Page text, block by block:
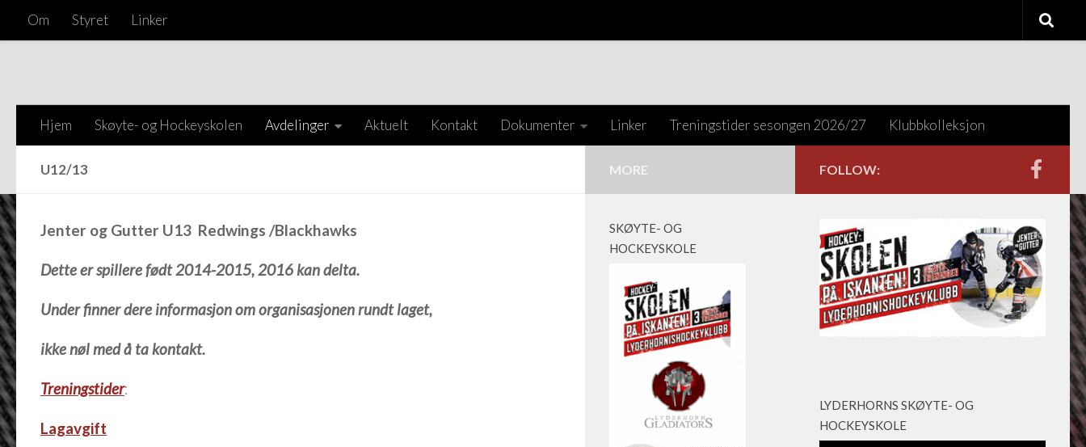
Skip to content
Om Styret Linker
Hjem Skøyte- og Hockeyskolen Avdelinger Aktuelt Kontakt Dokumenter Linker Treningstider sesongen 2026/27 Klubbkolleksjon
U12/13
Jenter og Gutter U13 Redwings /Blackhawks
Dette er spillere født 2014-2015, 2016 kan delta.
Under finner dere informasjon om organisasjonen rundt laget,
ikke nøl med å ta kontakt.
Treningstider:
Lagavgift
FOLLOW:
LYDERHORNS SKØYTE- OG
HOCKEYSKOLE
MORE
SKØYTE- OG
HOCKEYSKOLE